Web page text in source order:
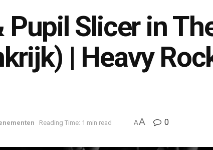
Pupil Slicer in
| Heavy
Reading Time: 1 min read AA 0